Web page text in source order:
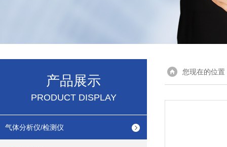
产品展示
PRODUCT DISPLAY
气体分析仪/检测仪
您现在的位置